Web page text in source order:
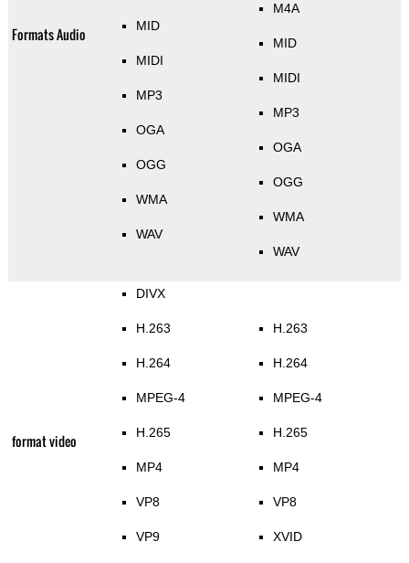
Formats Audio MID
MIDI
MP3
OGA
OGG
WMA
WAV
M4A
MID
MIDI
MP3
OGA
OGG
WMA
WAV
format video
DIVX
H.263
H.264
MPEG-4
H.265
MP4
VP8
VP9
H.263
H.264
MPEG-4
H.265
MP4
VP8
XVID